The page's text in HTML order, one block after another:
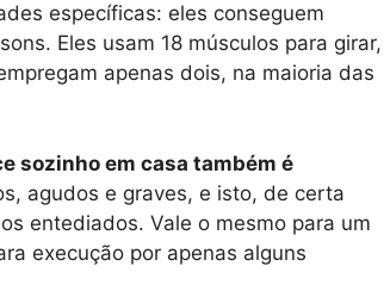
específicas: eles conseguem
Eles usam 18 músculos para girar,
apenas dois, na maioria das
sozinho em casa também é
agudos e graves, e isto, de certa
entediados. Vale o mesmo para um
execução por apenas alguns